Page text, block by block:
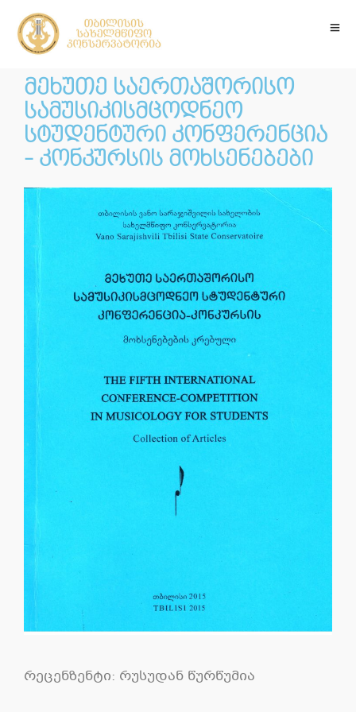
მეხუთე საერთაშორისო
სამუსიკისმცოდნეო
სტუდენტური კონფერენცია
- კონკურსის მოხსენებები
რეცენზენტი: რუსუდან წურწუმია